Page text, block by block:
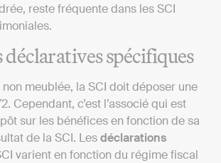
reste fréquente dans les SCI
spécifiques
meublée, la SCI doit déposer une
Cependant, c’est l’associé qui est
sur les bénéfices en fonction de sa
de la SCI. Lesdéclarations
varient en fonction du régime fiscal